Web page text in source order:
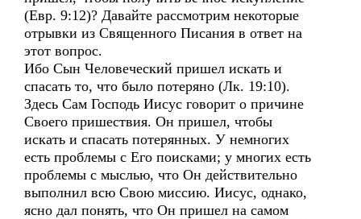
(Евр. 9:12)? Давайте рассмотрим некоторые
отрывки из Священного Писания в ответ на
этот вопрос.
Ибо Сын Человеческий пришел искать и
спасать то, что было потеряно (Лк. 19:10).
Здесь Сам Господь Иисус говорит о причине
Своего пришествия. Он пришел, чтобы
искать и спасать потерянных. У немногих
есть проблемы с Его поисками; у многих есть
проблемы с мыслью, что Он действительно
выполнил всю Свою миссию. Иисус, однако,
ясно дал понять, что Он пришел на самом